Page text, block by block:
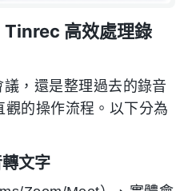
Tinrec 高效處理錄
，還是整理過去的錄音
的操作流程。以下分為
文字